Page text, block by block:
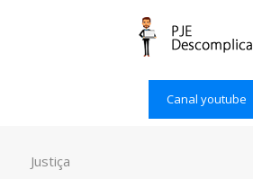
Canal youtube
Justiça